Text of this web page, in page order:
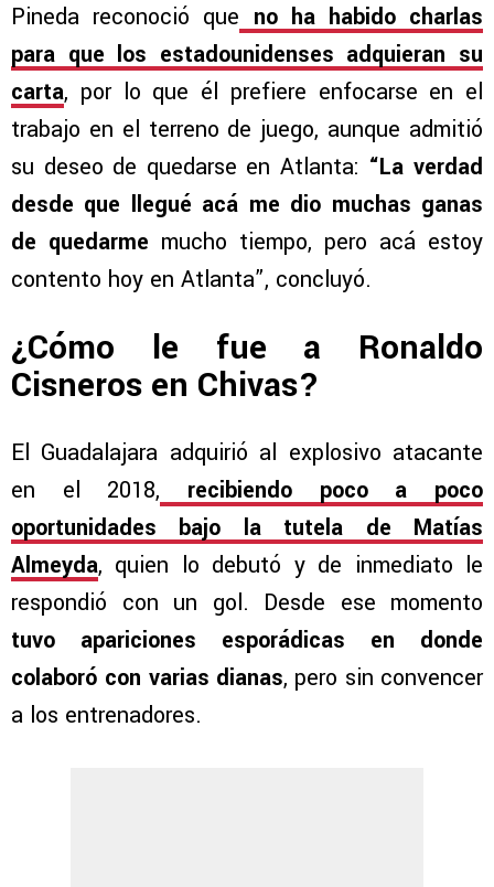
Pineda reconoció que no ha habido charlas
para que los estadounidenses adquieran su
carta, por lo que él prefiere enfocarse en el
trabajo en el terreno de juego, aunque admitió
su deseo de quedarse en Atlanta: “La verdad
desde que llegué acá me dio muchas ganas
de quedarme mucho tiempo, pero acá estoy
contento hoy en Atlanta”, concluyó.
¿Cómo le fue a Ronaldo
Cisneros en Chivas?
El Guadalajara adquirió al explosivo atacante
en el 2018, recibiendo poco a poco
oportunidades bajo la tutela de Matías
Almeyda, quien lo debutó y de inmediato le
respondió con un gol. Desde ese momento
tuvo apariciones esporádicas en donde
colaboró con varias dianas, pero sin convencer
a los entrenadores.